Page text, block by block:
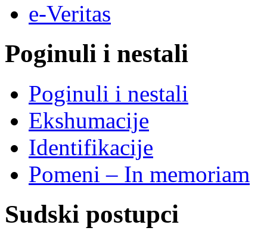
e-Veritas
Poginuli i nestali
Poginuli i nestali
Ekshumacije
Identifikacije
Pomeni – In memoriam
Sudski postupci